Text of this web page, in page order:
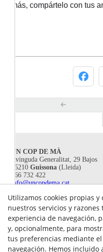
más, compártelo con tus
UN COP DE MÀ
Avinguda Generalitat, 29 Bajos
25210 Guissona (Lleida)
666 732 422
info@uncopdema.cat
!SÍGUENOS!
Utilizamos cookies propias
nuestros servicios y
experiencia de navegación,
y, opcionalmente, para
tus preferencias mediante
navegación. Hemos incluido